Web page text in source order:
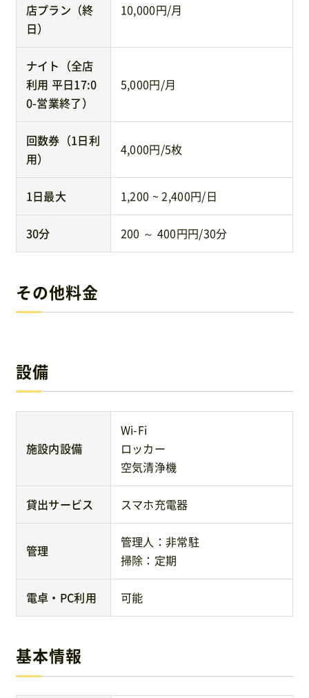
店プラン（終
日）
10,000円/月
ナイト（全店
利用 平日17:0
0-営業終了）
5,000円/月
回数券（1日利
用）
4,000円/5枚
1日最大 1,200 ~ 2,400円/日
30分 200 ～ 400円円/30分
その他料金
設備
施設内設備
Wi-Fi
ロッカー
空気清浄機
貸出サービス スマホ充電器
管理
管理人：非常駐
掃除：定期
電卓・PC利用 可能
基本情報